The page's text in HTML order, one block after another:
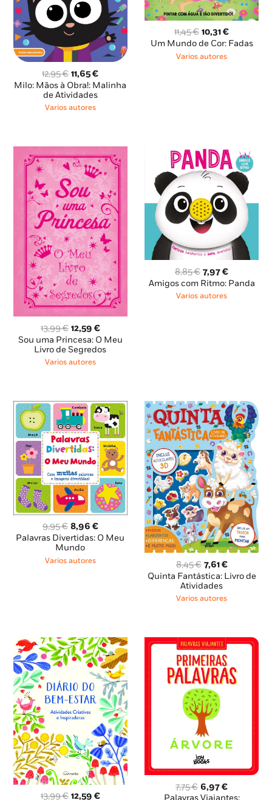
12,95€ O
preço
original
era:
11,65€O
preço
Milo: Mãos à Obra!: Malinha
de Atividades
Varios autores
11,45€ O
preço
original
10,31€O
preço
Um Mundo de Cor: Fadas
Varios autores
13,99€ O
preço
original
era:
12,59 €O
preço
atual
Sou uma Princesa: O Meu
Livro de Segredos
Varios autores
8,85€ O
preço
original
7,97€O
preço
Amigos com Ritmo: Panda
Varios autores
9,95€ O
preço
original
era:
8,96 €O
preço
Palavras Divertidas: O Meu
Mundo
Varios autores 8,45€ O
preço
original
era:
7,61€O
preço
é:
Quinta Fantástica: Livro de
Atividades
Varios autores
13,99€ O
12,59 €O
7,75€ O
preço
6,97€O
preço